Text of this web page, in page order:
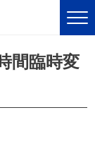
間臨時変